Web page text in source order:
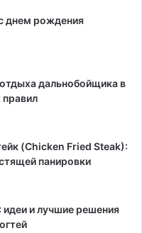
днем рождения
дальнобойщика в
(Chicken Fried Steak):
панировки
и лучшие решения